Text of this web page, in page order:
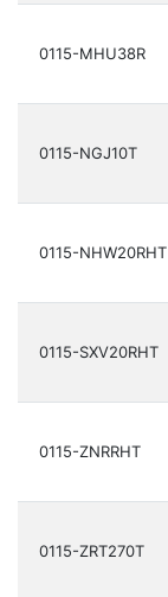
0115-MHU38R
0115-NGJ10T
0115-NHW20RHT
0115-SXV20RHT
0115-ZNRRHT
0115-ZRT270T